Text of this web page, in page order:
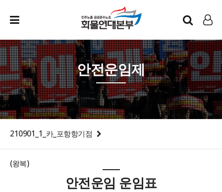
인트라넷
LOG IN
안전운임제
210901_1_카_포항항기점
(왕복)
안전운임 운임표